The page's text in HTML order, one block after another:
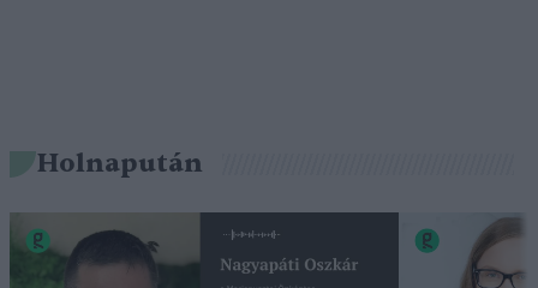
Holnapután